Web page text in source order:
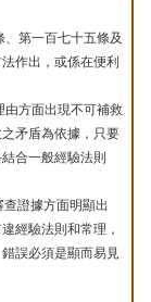
、第一百七十五條及
作出，或係在便利
由方面出現不可補救
矛盾為依據，只要
合一般經驗法則
證據方面明顯出
經驗法則和常理，
誤必須是顯而易見